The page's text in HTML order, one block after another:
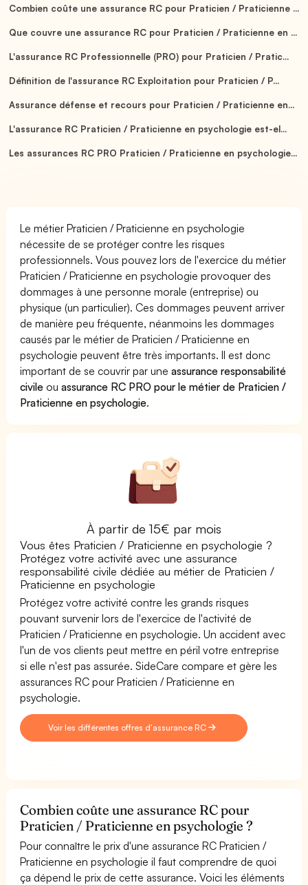
Combien coûte une assurance RC pour Praticien / Praticienne ...
Que couvre une assurance RC pour Praticien / Praticienne en ...
L'assurance RC Professionnelle (PRO) pour Praticien / Pratic...
Définition de l'assurance RC Exploitation pour Praticien / P...
Assurance défense et recours pour Praticien / Praticienne en...
L'assurance RC Praticien / Praticienne en psychologie est-el...
Les assurances RC PRO Praticien / Praticienne en psychologie...
Le métier Praticien / Praticienne en psychologie
nécessite de se protéger contre les risques
professionnels. Vous pouvez lors de l'exercice du métier
Praticien / Praticienne en psychologie provoquer des
dommages à une personne morale (entreprise) ou
physique (un particulier). Ces dommages peuvent arriver
de manière peu fréquente, néanmoins les dommages
causés par le métier de Praticien / Praticienne en
psychologie peuvent être très importants. Il est donc
important de se couvrir par uneassurance responsabilité
civile ouassurance RC PRO pour le métier de Praticien /
Praticienne en psychologie.
À partir de 15€ par mois
Vous êtes Praticien / Praticienne en psychologie ?
Protégez votre activité avec une assurance
responsabilité civile dédiée au métier de Praticien /
Praticienne en psychologie
Protégez votre activité contre les grands risques
pouvant survenir lors de l'exercice de l'activité de
Praticien / Praticienne en psychologie. Un accident avec
l'un de vos clients peut mettre en péril votre entreprise
si elle n'est pas assurée. SideCare compare et gère les
assurances RC pour Praticien / Praticienne en
psychologie.
Voir les différentes offres d'assurance RC
Combien coûte une assurance RC pour
Praticien / Praticienne en psychologie ?
Pour connaître le prix d'une assurance RC Praticien /
Praticienne en psychologie il faut comprendre de quoi
ça dépend le prix de cette assurance. Voici les éléments